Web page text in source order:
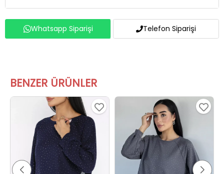
Whatsapp Siparişi Telefon Siparişi
BENZER ÜRÜNLER